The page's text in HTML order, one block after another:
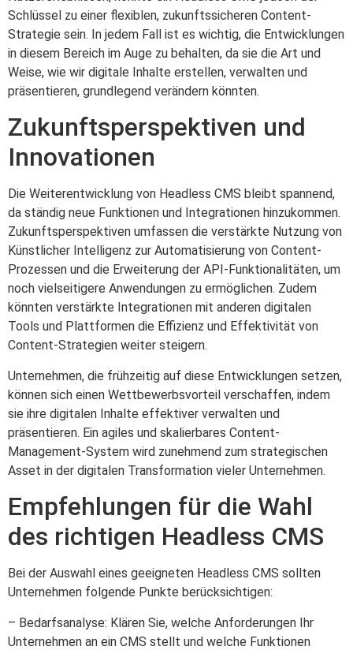
Schlüssel zu einer flexiblen, zukunftssicheren Content-
Strategie sein. In jedem Fall ist es wichtig, die Entwicklungen
in diesem Bereich im Auge zu behalten, da sie die Art und
Weise, wie wir digitale Inhalte erstellen, verwalten und
präsentieren, grundlegend verändern könnten.
Zukunftsperspektiven und
Innovationen
Die Weiterentwicklung von Headless CMS bleibt spannend,
da ständig neue Funktionen und Integrationen hinzukommen.
Zukunftsperspektiven umfassen die verstärkte Nutzung von
Künstlicher Intelligenz zur Automatisierung von Content-
Prozessen und die Erweiterung der API-Funktionalitäten, um
noch vielseitigere Anwendungen zu ermöglichen. Zudem
könnten verstärkte Integrationen mit anderen digitalen
Tools und Plattformen die Effizienz und Effektivität von
Content-Strategien weiter steigern.
Unternehmen, die frühzeitig auf diese Entwicklungen setzen,
können sich einen Wettbewerbsvorteil verschaffen, indem
sie ihre digitalen Inhalte effektiver verwalten und
präsentieren. Ein agiles und skalierbares Content-
Management-System wird zunehmend zum strategischen
Asset in der digitalen Transformation vieler Unternehmen.
Empfehlungen für die Wahl
des richtigen Headless CMS
Bei der Auswahl eines geeigneten Headless CMS sollten
Unternehmen folgende Punkte berücksichtigen:
– Bedarfsanalyse: Klären Sie, welche Anforderungen Ihr
Unternehmen an ein CMS stellt und welche Funktionen